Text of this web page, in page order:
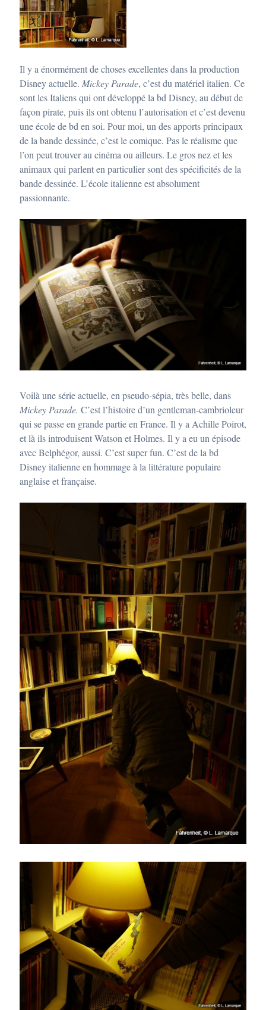
Il y a énormément de choses excellentes dans la production
Disney actuelle. Mickey Parade, c’est du matériel italien. Ce
sont les Italiens qui ont développé la bd Disney, au début de
façon pirate, puis ils ont obtenu l’autorisation et c’est devenu
une école de bd en soi. Pour moi, un des apports principaux
de la bande dessinée, c’est le comique. Pas le réalisme que
l’on peut trouver au cinéma ou ailleurs. Le gros nez et les
animaux qui parlent en particulier sont des spécificités de la
bande dessinée. L’école italienne est absolument
passionnante.
Voilà une série actuelle, en pseudo-sépia, très belle, dans
Mickey Parade. C’est l’histoire d’un gentleman-cambrioleur
qui se passe en grande partie en France. Il y a Achille Poirot,
et là ils introduisent Watson et Holmes. Il y a eu un épisode
avec Belphégor, aussi. C’est super fun. C’est de la bd
Disney italienne en hommage à la littérature populaire
anglaise et française.